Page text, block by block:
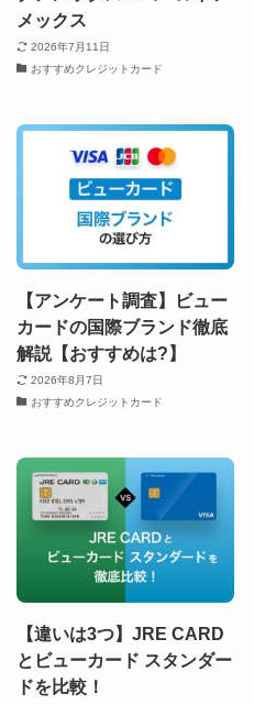
メックス
2026年7月11日
おすすめクレジットカード
【アンケート調査】ビュー
カードの国際ブランド徹底
解説【おすすめは?】
2026年8月7日
おすすめクレジットカード
【違いは3つ】JRE CARD
とビューカード スタンダー
ドを比較！